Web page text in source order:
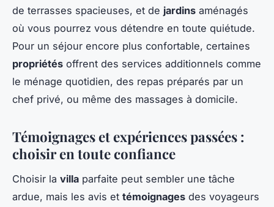
de terrasses spacieuses, et de jardins aménagés
où vous pourrez vous détendre en toute quiétude.
Pour un séjour encore plus confortable, certaines
propriétés offrent des services additionnels comme
le ménage quotidien, des repas préparés par un
chef privé, ou même des massages à domicile.
Témoignages et expériences passées :
choisir en toute confiance
Choisir la villa parfaite peut sembler une tâche
ardue, mais les avis et témoignages des voyageurs